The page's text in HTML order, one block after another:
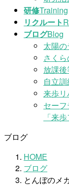
研修Training
リクルート
ブログBlog
太陽
さく
放課
自立
来歩
セー
「来
ブログ
HOME
ブログ
とんぼのメ